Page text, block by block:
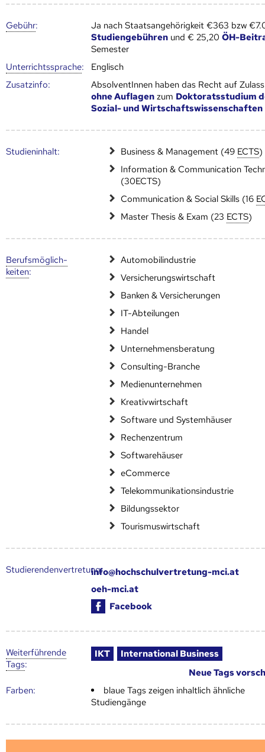
Gebühr:
Ja nach Staatsangehörigkeit €363 bzw
Studiengebühren und € 25,20ÖH-
Semester
Unter­richts­sprache:
Englisch
Zusatz­info:
AbsolventInnen haben das Recht auf
ohne Auflagen zum Doktoratsstudium
Sozial- und Wirtschaftswissenschaften
Studien­inhalt: Business & Management (49 ECTS)
Information & Communication
(30ECTS)
Communication & Social Skills (16
Master Thesis & Exam (23 ECTS)
Berufs­möglich­
keiten:
Automobilindustrie
Versicherungswirtschaft
Banken & Versicherungen
IT-Abteilungen
Handel
Unternehmensberatung
Consulting-Branche
Medienunternehmen
Kreativwirtschaft
Software und Systemhäuser
Rechenzentrum
Softwarehäuser
eCommerce
Telekommunikationsindustrie
Bildungssektor
Tourismuswirtschaft
Studierendenvertretung:info@hochschulvertretung-mci.at
oeh-mci.at
Facebook
Weiter­führende
Tags:
IKT
International Business
Neue Tags
Farben:
blaue Tags zeigen inhaltlich ähnliche
Studiengänge